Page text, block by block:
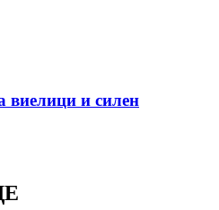
виелици и силен